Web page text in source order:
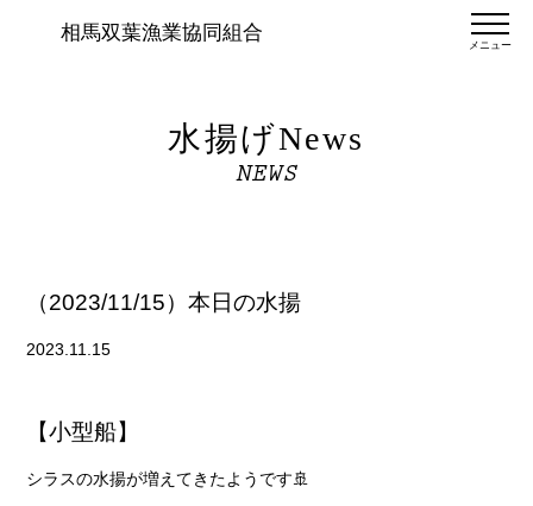
相馬双葉漁業協同組合
メニュー
水揚げNews
NEWS
（2023/11/15）本日の水揚
2023.11.15
【小型船】
シラスの水揚が増えてきたようです🚢